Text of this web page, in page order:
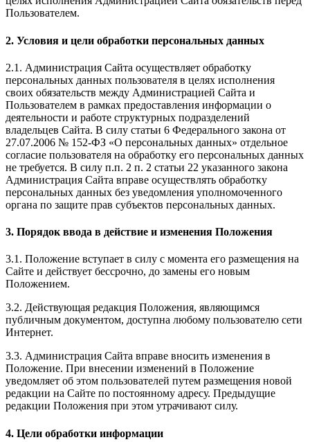
Пользователем.
2. Условия и цели обработки персональных данных
2.1. Администрация Сайта осуществляет обработку
персональных данных пользователя в целях исполнения
своих обязательств между Администрацией Сайта и
Пользователем в рамках предоставления информации о
деятельности и работе структурных подразделений
владельцев Сайта. В силу статьи 6 Федерального закона от
27.07.2006 № 152-ФЗ «О персональных данных» отдельное
согласие пользователя на обработку его персональных данных
не требуется. В силу п.п. 2 п. 2 статьи 22 указанного закона
Администрация Сайта вправе осуществлять обработку
персональных данных без уведомления уполномоченного
органа по защите прав субъектов персональных данных.
3. Порядок ввода в действие и изменения Положения
3.1. Положение вступает в силу с момента его размещения на
Сайте и действует бессрочно, до замены его новым
Положением.
3.2. Действующая редакция Положения, являющимся
публичным документом, доступна любому пользователю сети
Интернет.
3.3. Администрация Сайта вправе вносить изменения в
Положение. При внесении изменений в Положение
уведомляет об этом пользователей путем размещения новой
редакции на Сайте по постоянному адресу. Предыдущие
редакции Положения при этом утрачивают силу.
4. Цели обработки информации